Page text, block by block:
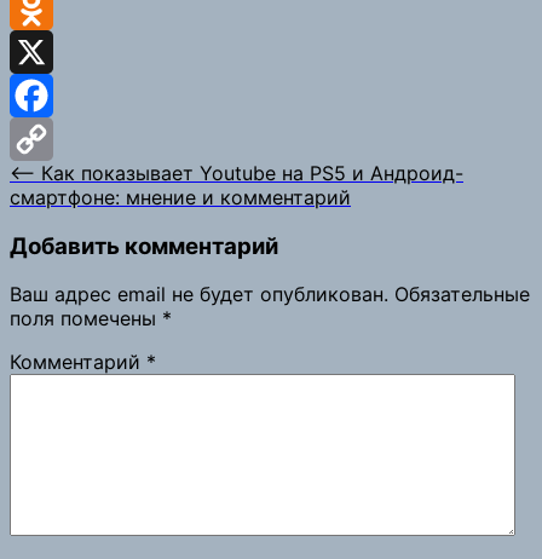
VK
Odnoklassniki
X
Facebook
Copy
Навигация
по
записям
⟵ Как показывает Youtube на PS5 и Андроид-
смартфоне: мнение и комментарий
Добавить комментарий
Ваш адрес email не будет опубликован. Обязательные
поля помечены *
Комментарий *